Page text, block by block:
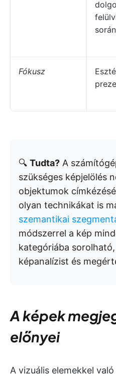
Fókusz
🔍 Tudta? A
szükséges képjelölés
objektumok
olyan technikákat is
szemantikai
módszerrel a kép
kategóriába
képanalízist és
A képek
előnyei
A vizuális elemekkel